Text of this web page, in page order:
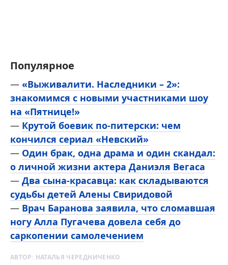
Популярное
— «Выживалити. Наследники – 2»:
знакомимся с новыми участниками шоу
на «Пятнице!»
— Крутой боевик по-питерски: чем
кончился сериал «Невский»
— Один брак, одна драма и один скандал:
о личной жизни актера Даниэля Вегаса
— Два сына-красавца: как складываются
судьбы детей Алены Свиридовой
— Врач Баранова заявила, что сломавшая
ногу Алла Пугачева довела себя до
саркопении самолечением
АВТОР: НАТАЛЬЯ ЧЕРЕДНИЧЕНКО